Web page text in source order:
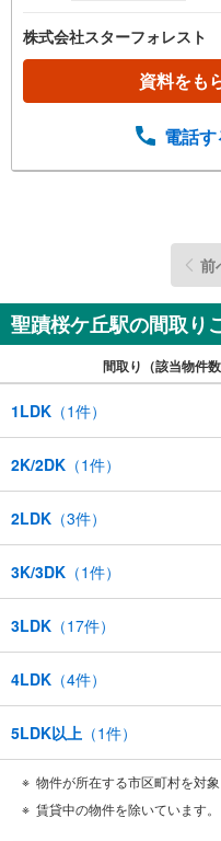
株式会社スターフォレスト
資料をも
電話す
前
聖蹟桜ケ丘駅の間取り
間取り（該当物件数
1LDK （1件）
2K/2DK （1件）
2LDK （3件）
3K/3DK （1件）
3LDK （17件）
4LDK （4件）
5LDK以上 （1件）
物件が所在する市区町村を対
賃貸中の物件を除いています。